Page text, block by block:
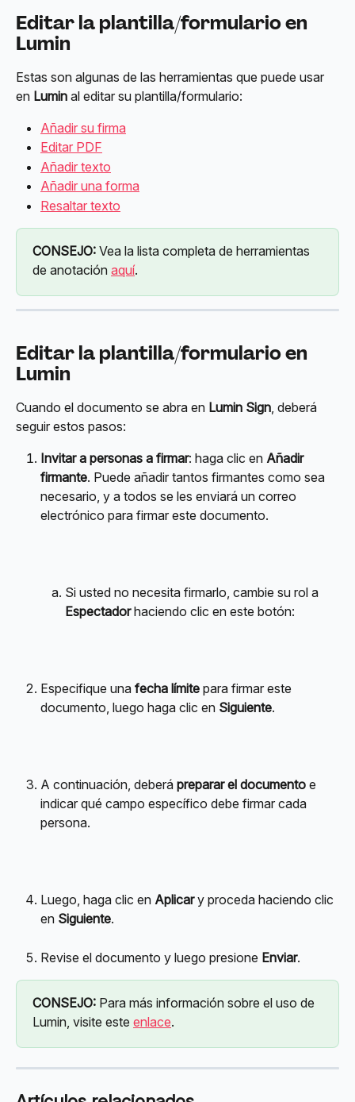
Editar la plantilla/formulario en
Lumin
Estas son algunas de las herramientas que puede usar
en Lumin al editar su plantilla/formulario:
Añadir su firma
Editar PDF
Añadir texto
Añadir una forma
Resaltar texto
CONSEJO: Vea la lista completa de herramientas
de anotación aquí.
Editar la plantilla/formulario en
Lumin
Cuando el documento se abra en Lumin Sign, deberá
seguir estos pasos:
Invitar a personas a firmar: haga clic en Añadir
firmante. Puede añadir tantos firmantes como sea
necesario, y a todos se les enviará un correo
electrónico para firmar este documento.
Si usted no necesita firmarlo, cambie su rol a
Espectador haciendo clic en este botón:
Especifique una fecha límite para firmar este
documento, luego haga clic en Siguiente.
A continuación, deberá preparar el documento e
indicar qué campo específico debe firmar cada
persona.
Luego, haga clic en Aplicar y proceda haciendo clic
en Siguiente.
Revise el documento y luego presione Enviar.
CONSEJO: Para más información sobre el uso de
Lumin, visite este enlace.